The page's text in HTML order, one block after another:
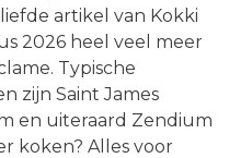
artikel van Kokki
2026 heel veel meer
Typische
zijn Saint James
en uiteraard Zendium
koken? Alles voor